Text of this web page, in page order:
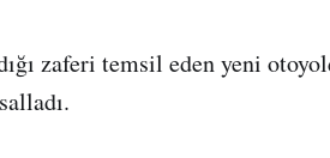
zaferi temsil eden yeni